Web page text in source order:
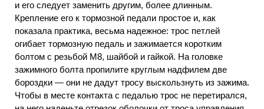
и его следует заменить другим, более длинным.
Крепление его к тормозной педали простое и, как
показала практика, весьма надежное: трос петлей
огибает тормозную педаль и зажимается коротким
болтом с резьбой М8, шайбой и гайкой. На головке
зажимного болта пропилите круглым надфилем две
бороздки — они не дадут тросу выскользнуть из зажима.
Чтобы в месте контакта с педалью трос не перетирался,